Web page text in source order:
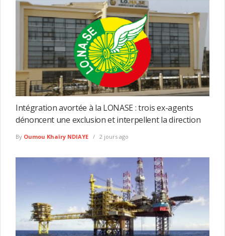
Intégration avortée à la LONASE : trois ex-agents
dénoncent une exclusion et interpellent la direction
By Oumou Khaïry NDIAYE 2 jours ago